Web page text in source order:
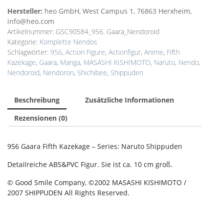
Hersteller: heo GmbH, West Campus 1, 76863 Herxheim,
info@heo.com
Artikelnummer: GSC90584_956. Gaara_Nendoroid
Kategorie: Komplette Nendos
Schlagwörter: 956, Action Figure, Actionfigur, Anime, Fifth
Kazekage, Gaara, Manga, MASASHI KISHIMOTO, Naruto, Nendo,
Nendoroid, Nendoron, Shichibee, Shippuden
Beschreibung
Zusätzliche Informationen
Rezensionen (0)
956 Gaara Fifth Kazekage – Series: Naruto Shippuden
Detailreiche ABS&PVC Figur. Sie ist ca. 10 cm groß.
© Good Smile Company, ©2002 MASASHI KISHIMOTO /
2007 SHIPPUDEN All Rights Reserved.